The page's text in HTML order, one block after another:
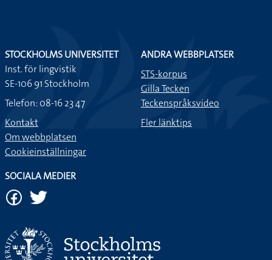
STOCKHOLMS UNIVERSITET
Inst. för lingvistik
SE-106 91 Stockholm
Telefon: 08-16 23 47
Kontakt
Om webbplatsen
Cookieinställningar
ANDRA WEBBPLATSER
STS-korpus
Gilla Tecken
Teckenspråksvideo
Fler länktips
SOCIALA MEDIER